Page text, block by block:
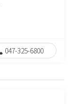
047-325-6800